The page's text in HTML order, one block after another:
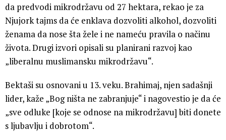
da predvodi mikrodržavu od 27 hektara, rekao je za
Njujork tajms da će enklava dozvoliti alkohol, dozvoliti
ženama da nose šta žele i ne nameću pravila o načinu
života. Drugi izvori opisali su planirani razvoj kao
„liberalnu muslimansku mikrodržavu“.
Bektaši su osnovani u 13. veku. Brahimaj, njen sadašnji
lider, kaže „Bog ništa ne zabranjuje“ i nagovestio je da će
„sve odluke [koje se odnose na mikrodržavu] biti donete
s ljubavlju i dobrotom“.